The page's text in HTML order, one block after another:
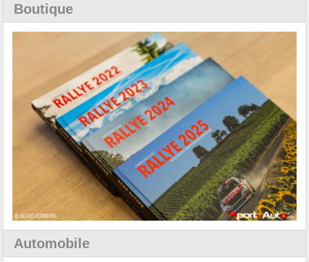
Boutique
Automobile